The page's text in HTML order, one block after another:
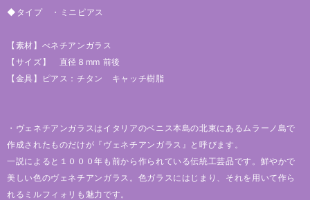
◆タイプ ・ミニピアス
【素材】べネチアンガラス
【サイズ】 直径８mm 前後
【金具】ピアス：チタン キャッチ樹脂
・ヴェネチアンガラスはイタリアのベニス本島の北東にあるムラーノ島で
作成されたものだけが『ヴェネチアンガラス』と呼びます。
一説によると１０００年も前から作られている伝統工芸品です。鮮やかで
美しい色のヴェネチアンガラス。色ガラスにはじまり、それを用いて作ら
れるミルフィォリも魅力です。